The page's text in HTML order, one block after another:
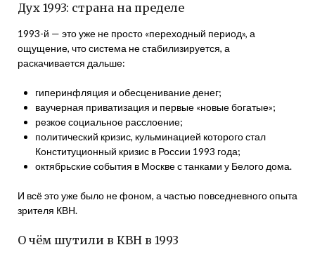
Дух 1993: страна на пределе
1993-й — это уже не просто «переходный период», а
ощущение, что система не стабилизируется, а
раскачивается дальше:
гиперинфляция и обесценивание денег;
ваучерная приватизация и первые «новые богатые»;
резкое социальное расслоение;
политический кризис, кульминацией которого стал
Конституционный кризис в России 1993 года;
октябрьские события в Москве с танками у Белого дома.
И всё это уже было не фоном, а частью повседневного опыта
зрителя КВН.
О чём шутили в КВН в 1993